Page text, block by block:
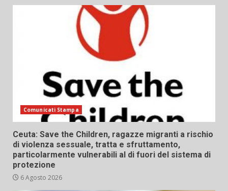
Comunicati Stampa
Ceuta: Save the Children, ragazze migranti a rischio
di violenza sessuale, tratta e sfruttamento,
particolarmente vulnerabili al di fuori del sistema di
protezione
6 Agosto 2026